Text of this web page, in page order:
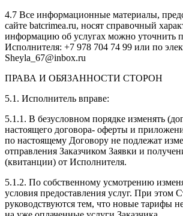
4.7 Все информационные материалы,
сайте batcrimea.ru, носят справочный
информацию об услугах можно уточнить
Исполнителя: +7 978 704 74 99 или по
Sheyla_67@inbox.ru
ПРАВА И ОБЯЗАННОСТИ СТОРОН
5.1. Исполнитель вправе:
5.1.1. В безусловном порядке изменять
настоящего договора- оферты и
по настоящему Договору не подлежат
отправления Заказчиком Заявки и
(квитанции) от Исполнителя.
5.1.2. По собственному усмотрению
условия предоставления услуг. При этом
руководствуются тем, что новые тарифы